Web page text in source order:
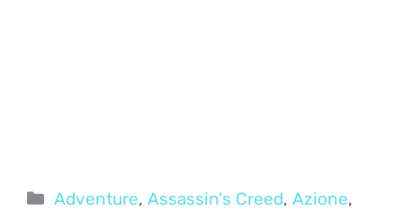
Categorie
Adventure,Assassin's Creed,Azione,